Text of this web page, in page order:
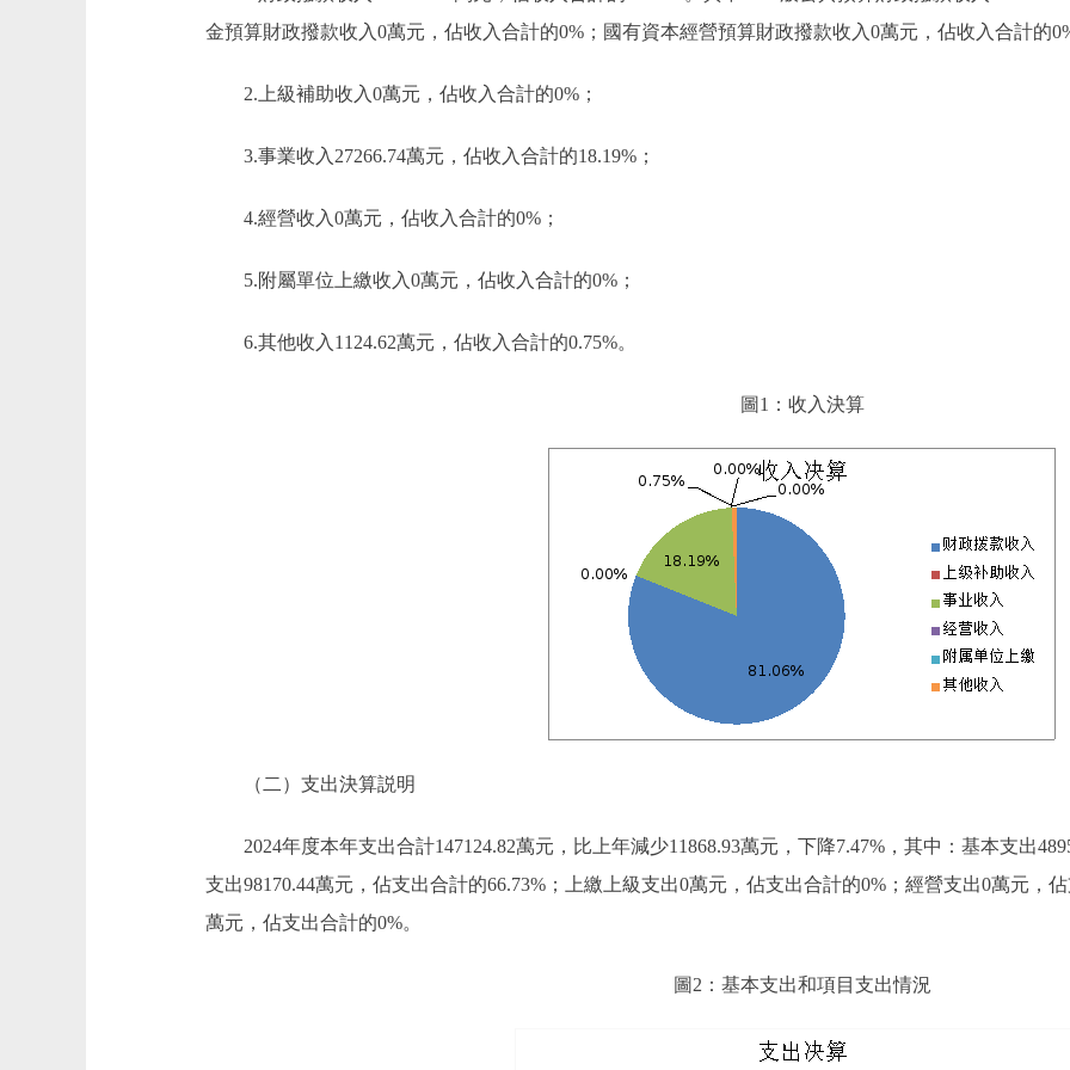
金預算財政撥款收入0萬元，佔收入合計的0%；國有資本經營預算財政撥款收入0萬元，佔收入合計的
2.上級補助收入0萬元，佔收入合計的0%；
3.事業收入27266.74萬元，佔收入合計的18.19%；
4.經營收入0萬元，佔收入合計的0%；
5.附屬單位上繳收入0萬元，佔收入合計的0%；
6.其他收入1124.62萬元，佔收入合計的0.75%。
圖1：收入決算
（二）支出決算説明
2024年度本年支出合計147124.82萬元，比上年減少11868.93萬元，下降7.47%，其中：基本支出
支出98170.44萬元，佔支出合計的66.73%；上繳上級支出0萬元，佔支出合計的0%；經營支出0萬元，
萬元，佔支出合計的0%。
圖2：基本支出和項目支出情況